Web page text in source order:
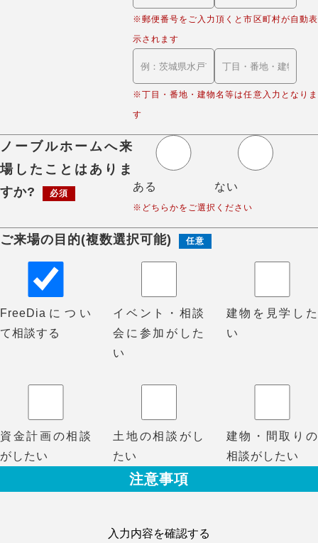
※郵便番号をご入力頂くと市区町村が自動表
示されます
※丁目・番地・建物名等は任意入力となりま
す
ノーブルホームへ来
場したことはありま
すか?
必須
ある ない
※どちらかをご選択ください
ご来場の目的(複数選択可能) 任意
FreeDiaについ
て相談する
イベント・相談
会に参加がした
い
建物を見学した
い
資金計画の相談
がしたい
土地の相談がし
たい
建物・間取りの
相談がしたい
注意事項
入力内容を確認する